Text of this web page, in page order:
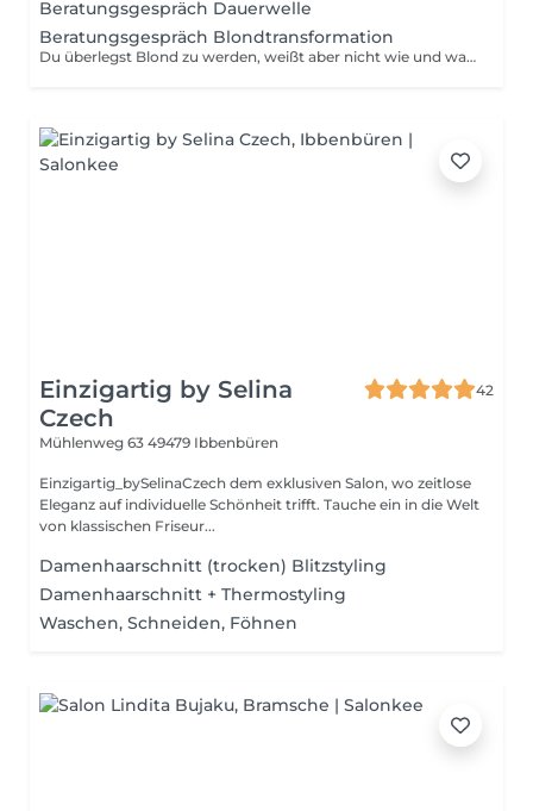
Beratungsgespräch Dauerwelle
Beratungsgespräch Blondtransformation
Du überlegst Blond zu werden, weißt aber nicht wie und was auf dich zukommt ? Dann ist dies die perfekte möglichkeit deine Wünsche und dein Budget zu besprechen.
Einzigartig by Selina
Czech
42
Mühlenweg 63 49479 Ibbenbüren
Einzigartig_bySelinaCzech dem exklusiven Salon, wo zeitlose
Eleganz auf individuelle Schönheit trifft. Tauche ein in die Welt
von klassischen Friseur...
Damenhaarschnitt (trocken) Blitzstyling
Damenhaarschnitt + Thermostyling
Waschen, Schneiden, Föhnen